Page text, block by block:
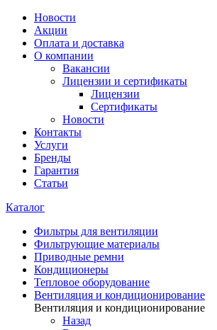
Новости
Акции
Оплата и доставка
О компании
Вакансии
Лицензии и сертификаты
Лицензии
Сертификаты
Новости
Контакты
Услуги
Бренды
Гарантия
Статьи
Каталог
Фильтры для вентиляции
Фильтрующие материалы
Приводные ремни
Кондиционеры
Тепловое оборудование
Вентиляция и кондиционирование
Вентиляция и кондиционирование
Назад